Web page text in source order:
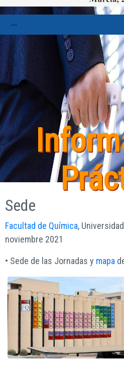
...
Sede
Facultad de Química,
noviembre 2021
• Sede de las Jornadas y mapa